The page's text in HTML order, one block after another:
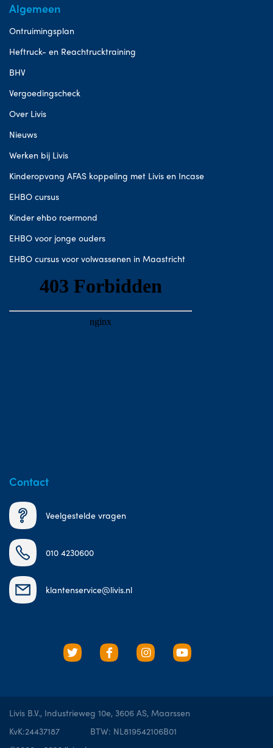
Algemeen
Ontruimingsplan
Heftruck- en Reachtrucktraining
BHV
Vergoedingscheck
Over Livis
Nieuws
Werken bij Livis
Kinderopvang AFAS koppeling met Livis en Incase
EHBO cursus
Kinder ehbo roermond
EHBO voor jonge ouders
EHBO cursus voor volwassenen in Maastricht
Contact
Veelgestelde vragen
010 4230600
klantenservice@livis.nl
Livis B.V., Industrieweg 10e, 3606 AS, Maarssen
KvK:24437187
BTW: NL819542106B01